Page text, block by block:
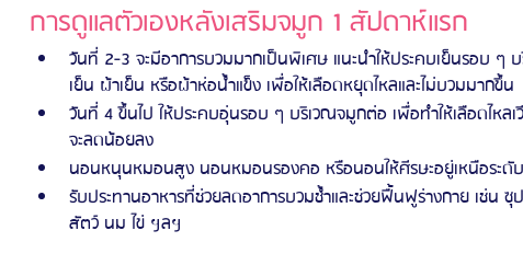
การดูแลตัวเองหลังเสริมจมูก 1 สัปดาห์แรก
วันที่ 2-3 จะมีอาการบวมมากเป็นพิเศษ แนะนำให้ประคบเย็นรอบ ๆ
เย็น ผ้าเย็น หรือผ้าห่อน้ำแข็ง เพื่อให้เลือดหยุดไหลและไม่บวมมากขึ้น
วันที่ 4 ขึ้นไป ให้ประคบอุ่นรอบ ๆ บริเวณจมูกต่อ เพื่อทำให้เลือดไหล
จะลดน้อยลง
นอนหนุนหมอนสูง นอนหมอนรองคอ หรือนอนให้ศีรษะอยู่เหนือระดั
รับประทานอาหารที่ช่วยลดอาการบวมช้ำและช่วยฟื้นฟูร่างกาย เช่น
สัตว์ นม ไข่ ฯลฯ